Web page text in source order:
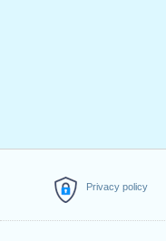
Privacy policy